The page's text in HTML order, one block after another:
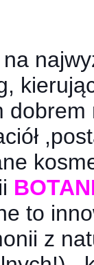
dobrem
to
z